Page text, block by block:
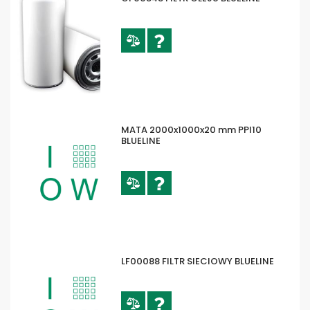
MATA 2000x1000x20 mm PPI10
BLUELINE
LF00088 FILTR SIECIOWY BLUELINE